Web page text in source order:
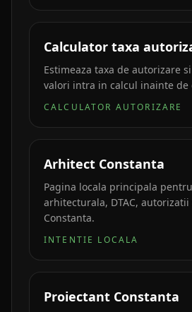
Calculator taxa
Estimeaza taxa de autorizare
valori intra in calcul inainte de
CALCULATOR AUTORIZARE
Arhitect Constanta
Pagina locala principala
arhitecturala, DTAC,
Constanta.
INTENTIE LOCALA
Proiectant Constanta